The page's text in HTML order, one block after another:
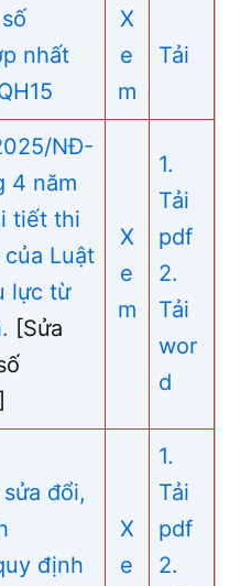
nhất
X
e
m
Tải
NĐ-
4 năm
tiết thi
Luật
lực từ
[Sửa
X
e
m
1.
Tải
pdf
2.
Tải
wor
d
đổi,
định
X
e
1.
Tải
pdf
2.